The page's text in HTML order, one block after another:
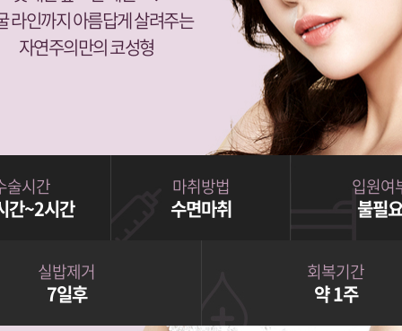
라인까지 아름답게 살려주는
자연주의만의 코성형
술시간
간~2시간
마취방법
수면마취
입원여
불필
실밥제거
7일후
회복기간
약 1주